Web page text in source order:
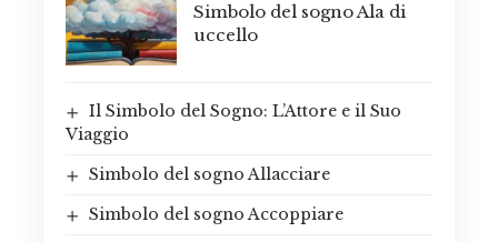
Simbolo del sogno Ala di
uccello
Il Simbolo del Sogno: L’Attore e il Suo
Viaggio
Simbolo del sogno Allacciare
Simbolo del sogno Accoppiare